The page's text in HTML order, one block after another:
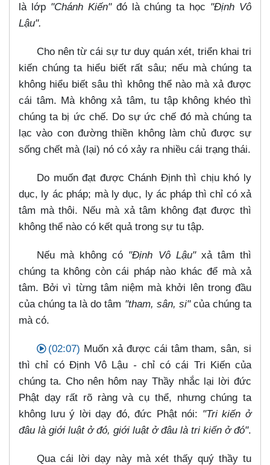
là lớp "Chánh Kiến"đó là chúng ta học "Định Vô
Lậu".
Cho nên từ cái sự tư duy quán xét, triển khai tri
kiến chúng ta hiểu biết rất sâu; nếu mà chúng ta
không hiểu biết sâu thì không thể nào mà xả được
cái tâm. Mà không xả tâm, tu tập không khéo thì
chúng ta bị ức chế. Do sự ức chế đó mà chúng ta
lạc vào con đường thiền không làm chủ được sự
sống chết mà (lại) nó có xảy ra nhiều cái trạng thái.
Do muốn đạt được Chánh Định thì chịu khó ly
dục, ly ác pháp; mà ly dục, ly ác pháp thì chỉ có xả
tâm mà thôi. Nếu mà xả tâm không đạt được thì
không thể nào có kết quả trong sự tu tập.
Nếu mà không có "Định Vô Lậu"xả tâm thì
chúng ta không còn cái pháp nào khác để mà xả
tâm. Bởi vì từng tâm niệm mà khởi lên trong đầu
của chúng ta là do tâm "tham, sân, si"của chúng ta
mà có.
(02:07) Muốn xả được cái tâm tham, sân, si
thì chỉ có Định Vô Lậu -chỉ có cái Tri Kiến của
chúng ta. Cho nên hôm nay Thầy nhắc lại lời đức
Phật dạy rất rõ ràng và cụ thể, nhưng chúng ta
không lưu ý lời dạy đó, đức Phật nói: "Tri kiến ở
đâu là giới luật ở đó, giới luật ở đâu là tri kiến ở đó".
Qua cái lời dạy này mà xét thấy quý thầy tu